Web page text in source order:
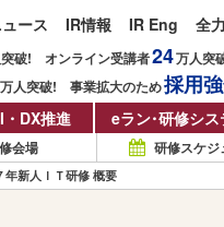
ース IR情報 IR Eng 全
突破! オンライン受講者24万人突
万人突破! 事業拡大のため採用
DX推進 eラン・研修シス
会場 研修スケジ
年新人ＩＴ研修 概要